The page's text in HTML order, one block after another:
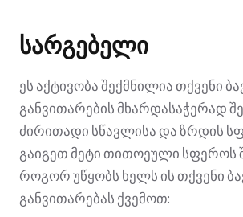
სარგებელი
ეს აქტივობა შექმნილია თქვენი
განვითარების მხარდასაჭერად
ძირითადი სწავლისა და ზრდის
გაიგეთ მეტი თითოეული სფეროს
როგორ უწყობს ხელს ის თქვენი
განვითარებას ქვემოთ: